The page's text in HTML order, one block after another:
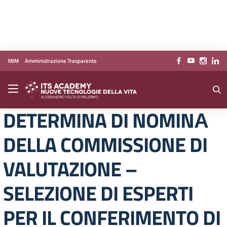
Vai ai contenuti
Vai al menu di navigazione
Vai al footer
MIM Amministrazione Trasparente
DETERMINA DI NOMINА
DELLA COMMISSIONE DI
VALUTAZIONE –
SELEZIONE DI ESPERTI
PER IL CONFERIMENTO DI